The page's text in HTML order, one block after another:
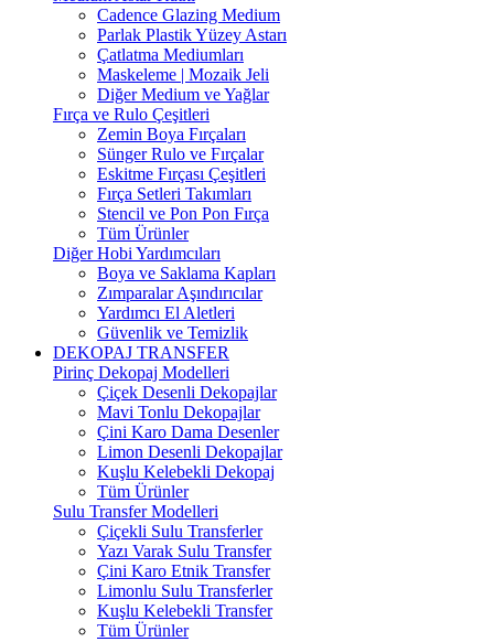
Cadence Glazing Medium
Parlak Plastik Yüzey Astarı
Çatlatma Mediumları
Maskeleme | Mozaik Jeli
Diğer Medium ve Yağlar
Fırça ve Rulo Çeşitleri
Zemin Boya Fırçaları
Sünger Rulo ve Fırçalar
Eskitme Fırçası Çeşitleri
Fırça Setleri Takımları
Stencil ve Pon Pon Fırça
Tüm Ürünler
Diğer Hobi Yardımcıları
Boya ve Saklama Kapları
Zımparalar Aşındırıcılar
Yardımcı El Aletleri
Güvenlik ve Temizlik
DEKOPAJ TRANSFER
Pirinç Dekopaj Modelleri
Çiçek Desenli Dekopajlar
Mavi Tonlu Dekopajlar
Çini Karo Dama Desenler
Limon Desenli Dekopajlar
Kuşlu Kelebekli Dekopaj
Tüm Ürünler
Sulu Transfer Modelleri
Çiçekli Sulu Transferler
Yazı Varak Sulu Transfer
Çini Karo Etnik Transfer
Limonlu Sulu Transferler
Kuşlu Kelebekli Transfer
Tüm Ürünler